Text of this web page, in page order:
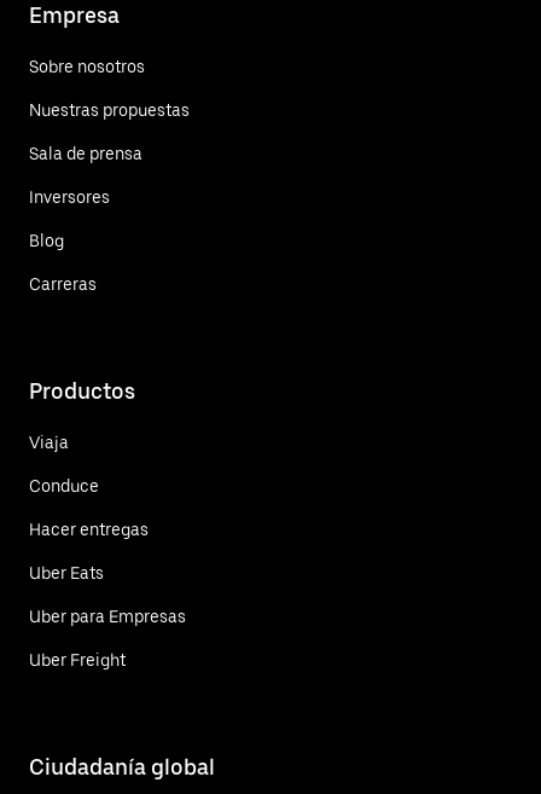
Empresa
Sobre nosotros
Nuestras propuestas
Sala de prensa
Inversores
Blog
Carreras
Productos
Viaja
Conduce
Hacer entregas
Uber Eats
Uber para Empresas
Uber Freight
Ciudadanía global